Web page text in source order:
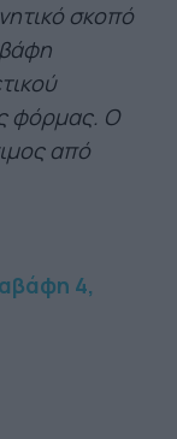
σκοπό
φόρμας. Ο
από
4,